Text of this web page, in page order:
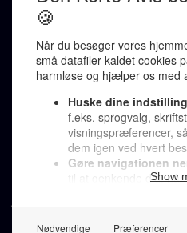
Redaktionen kontaktes via mail til
redaktion@denkorteavis.dk
Telefonsvarer 20 30 10 96
Von Ostensgade 22, 2791 Dragør
LINKS
Tidligere aviser >
Støt Den Korte Avis >
Send et læserbrev >